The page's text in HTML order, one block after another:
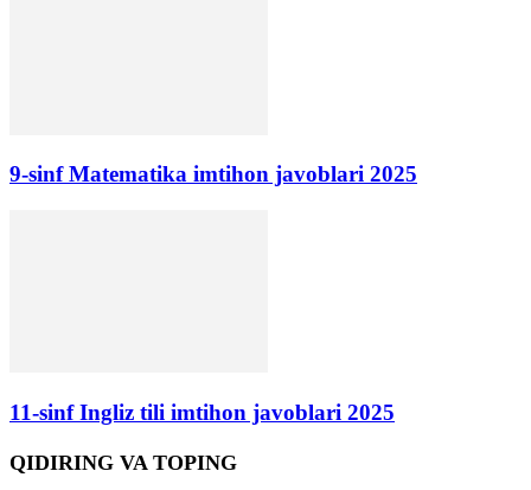
9-sinf Matematika imtihon javoblari 2025
11-sinf Ingliz tili imtihon javoblari 2025
QIDIRING VA TOPING